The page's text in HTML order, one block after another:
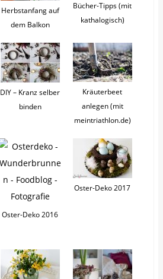
Herbstanfang auf
dem Balkon
Bücher-Tipps (mit
kathalogisch)
DIY – Kranz selber
binden
Kräuterbeet
anlegen (mit
meintriathlon.de)
Oster-Deko 2016
Oster-Deko 2017